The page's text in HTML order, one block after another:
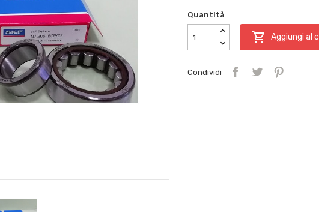
Quantità
 Aggiungi al
Condividi